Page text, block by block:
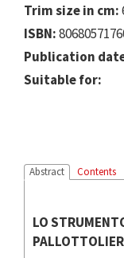
Trim size in cm:
ISBN:
Publication
Suitable for:
Abstract Contents
LO